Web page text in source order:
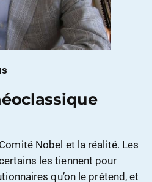
Nobel et la réalité. Les
les tiennent pour
qu’on le prétend, et